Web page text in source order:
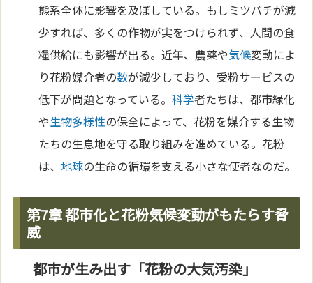
態系全体に影響を及ぼしている。もしミツバチが減
少すれば、多くの作物が実をつけられず、人間の食
糧供給にも影響が出る。近年、農薬や気候変動によ
り花粉媒介者の数が減少しており、受粉サービスの
低下が問題となっている。科学者たちは、都市緑化
や生物多様性の保全によって、花粉を媒介する生物
たちの生息地を守る取り組みを進めている。花粉
は、地球の生命の循環を支える小さな使者なのだ。
第7章 都市化と花粉――気候変動がもたらす脅
威
都市が生み出す「花粉の大気汚染」